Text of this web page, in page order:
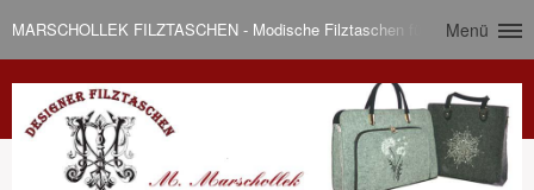
MARSCHOLLEK FILZTASCHEN - Modische Filztaschen für Menü